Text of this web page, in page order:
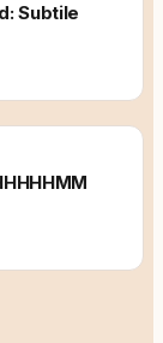
Subtile